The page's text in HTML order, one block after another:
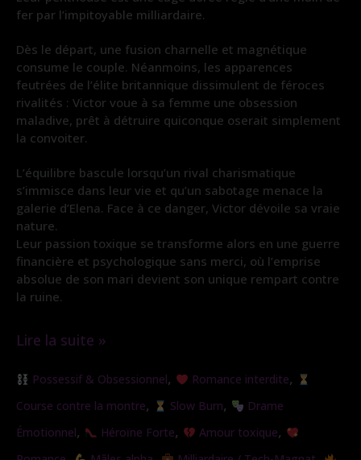
fer par l’impitoyable milliardaire.
Dès le départ, une fusion charnelle et magnétique
consume le couple. Néanmoins, les apparences
feutrées de l’élite britannique dissimulent de féroces
rivalités : Victor voue à sa femme une obsession
maladive, prêt à détruire quiconque oserait simplement
la convoiter.
L’équilibre bascule lorsqu’un rival charismatique
s’immisce dans leur vie et qu’un sabotage menace la
galerie d’Elena. Face à ce danger, Victor dévoile sa vraie
nature.
Leur passion toxique se transforme alors en une guerre
financière et psychologique sans merci, où l’emprise
absolue de son mari devient son unique rempart contre
la ruine.
Lire la suite »
Possessif & Obsessionnel, Romance interdite,
Course contre la montre, Slow Burn,
Drame
Émotionnel, Héroïne Forte, Amour toxique,